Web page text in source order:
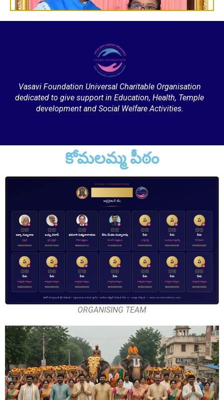
Sri Desu Ramesh Babu & Smt. Padmavathi
VIP Member, Addanki, AP
Sri Pulavarthi Ramakrishna Rao
Founder Donor, Malkajgiri, Telangana
Sri Vutturi Swaraj & Smt. Sneha
Founder Donor & TG State Secretary, Hyderabad
Vasavi Foundation Universal Charitable Organisation
dedicated to give support in Education, Health, Temple
development and Social Welfare Activities.
కోమలమ్మ పీఠం
ORGANISING TEAM